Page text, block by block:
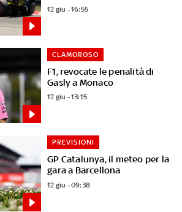
12 giu - 16:55
F1, revocate le penalità di
Gasly a Monaco
CLAMOROSO
12 giu - 13:15
GP Catalunya, il meteo per la
gara a Barcellona
PREVISIONI
12 giu - 09:38